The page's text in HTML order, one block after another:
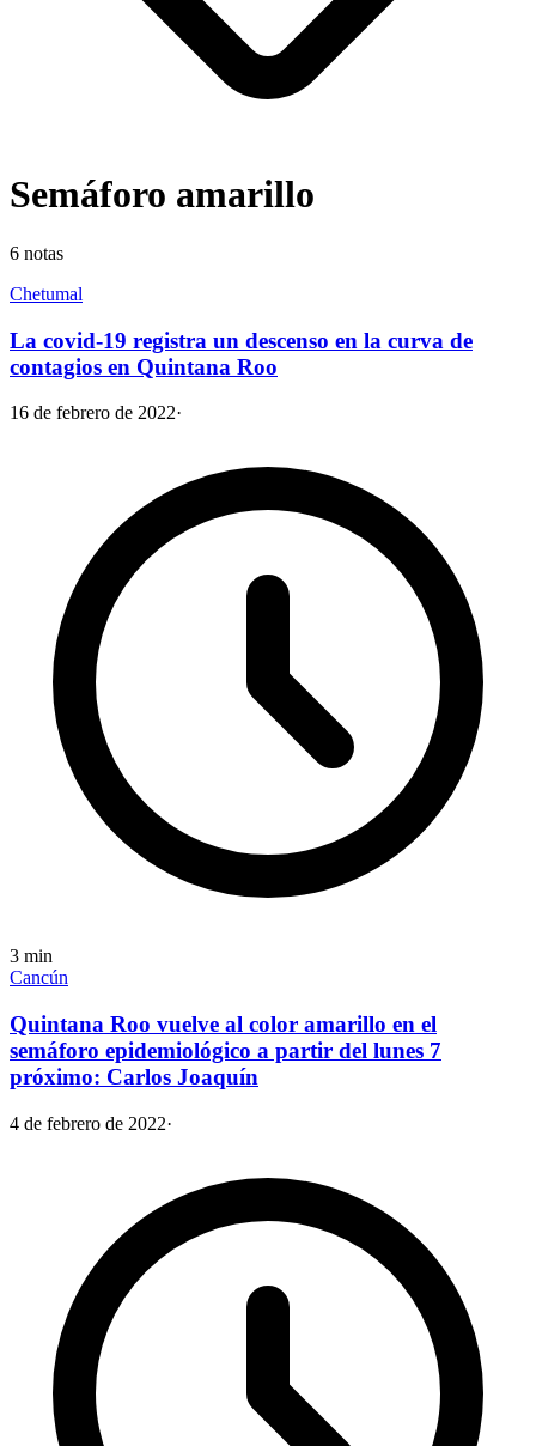
Semáforo amarillo
6 notas
Chetumal
La covid-19 registra un descenso en la curva de
contagios en Quintana Roo
16 de febrero de 2022·
3 min
Cancún
Quintana Roo vuelve al color amarillo en el
semáforo epidemiológico a partir del lunes 7
próximo: Carlos Joaquín
4 de febrero de 2022·